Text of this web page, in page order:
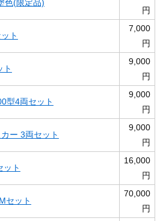
色(限定品)
円
ト
7,000
円
9,000
円
型4両セット
9,000
円
ー 3両セット
9,000
円
ット
16,000
円
セット
70,000
円